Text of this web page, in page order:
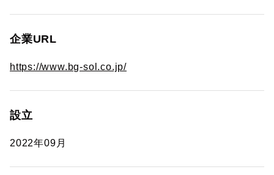
企業URL
https://www.bg-sol.co.jp/
設立
2022年09月